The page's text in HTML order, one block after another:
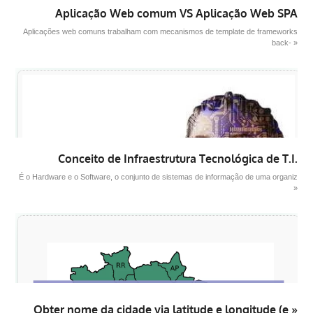
Aplicação Web comum VS Aplicação Web SPA
Aplicações web comuns trabalham com mecanismos de template de frameworks
back- »
Conceito de Infraestrutura Tecnológica de T.I.
É o Hardware e o Software, o conjunto de sistemas de informação de uma organiz
»
Obter nome da cidade via latitude e longitude (e »